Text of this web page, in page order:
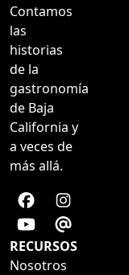
Contamos
las
historias
de la
gastronomía
de Baja
California y
a veces de
más allá.
RECURSOS
Nosotros